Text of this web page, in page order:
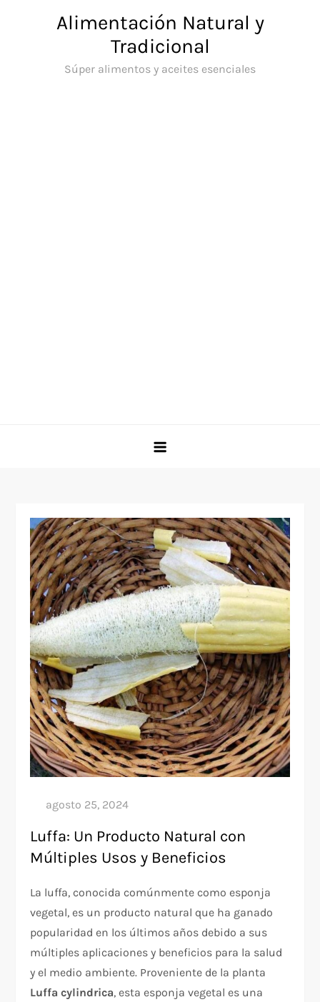
Alimentación Natural y
Tradicional
Súper alimentos y aceites esenciales
Luffa: Un Producto Natural con
Múltiples Usos y Beneficios
La luffa, conocida comúnmente como esponja
vegetal, es un producto natural que ha ganado
popularidad en los últimos años debido a sus
múltiples aplicaciones y beneficios para la salud
y el medio ambiente. Proveniente de la planta
Luffa cylindrica, esta esponja vegetal es una